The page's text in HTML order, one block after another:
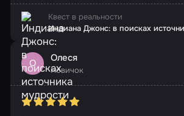
Квест в реальности
Индиана Джонс: в поисках
О Олеся
Новичок